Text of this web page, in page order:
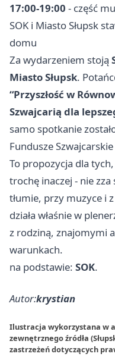
17:00-19:00 - część
SOK i Miasto Słupsk
domu
Za wydarzeniem stoją
Miasto Słupsk.
“Przyszłość w
Szwajcarią dla
samo spotkanie
Fundusze
To propozycja dla
trochę inaczej - nie
tłumie, przy muzyce i
działa właśnie w
z rodziną, znajomymi
warunkach.
na podstawie: SOK.
Autor:krystian
Ilustracja wykorzystana w
zewnętrznego źródła
zastrzeżeń dotyczących